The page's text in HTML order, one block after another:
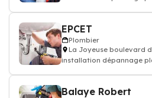
EPCET
Plombier
La Joyeuse boulevard
installation dépannage
Balaye Robert